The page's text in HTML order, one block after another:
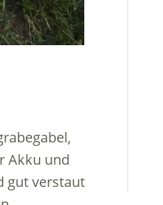
Akku und
gut verstaut